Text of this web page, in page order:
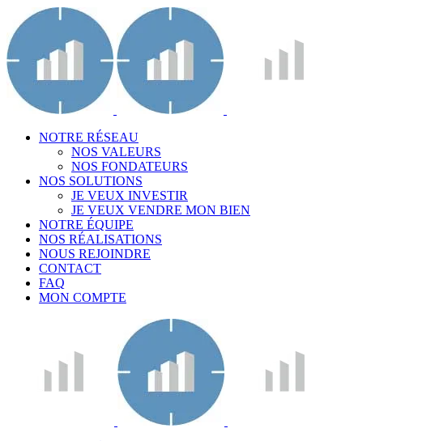
NOTRE RÉSEAU
NOS VALEURS
NOS FONDATEURS
NOS SOLUTIONS
JE VEUX INVESTIR
JE VEUX VENDRE MON BIEN
NOTRE ÉQUIPE
NOS RÉALISATIONS
NOUS REJOINDRE
CONTACT
FAQ
MON COMPTE